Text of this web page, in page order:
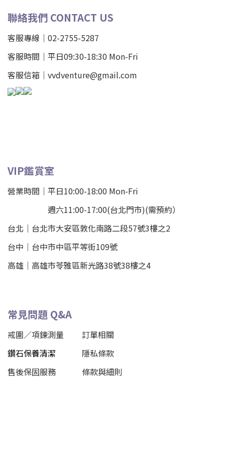
聯絡我們 CONTACT US
客服專線｜02-2755-5287
客服時間｜平日09:30-18:30 Mon-Fri
客服信箱｜vvdventure@gmail.com
VIP鑑賞室
營業時間｜平日10:00-18:00 Mon-Fri
週六11:00-17:00(台北門市)(需預約）
台北 ｜ 台北市大安區敦化南路二段57號3樓之2
台中｜ 台中市中區平等街109號
高雄｜ 高雄市苓雅區新光路38號38樓之4
常見問題 Q&A
戒圍／項鍊測量
訂單相關
鑽石保養清潔
隱私條款
售後保固服務
條款與細則